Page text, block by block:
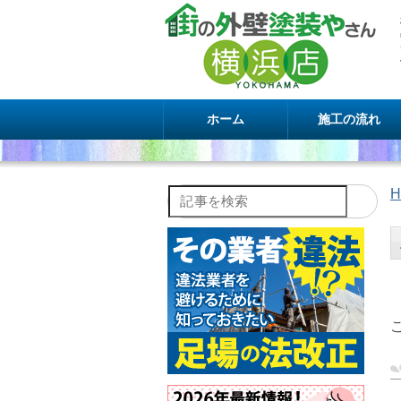
ホーム 施工の流れ
記事を検索